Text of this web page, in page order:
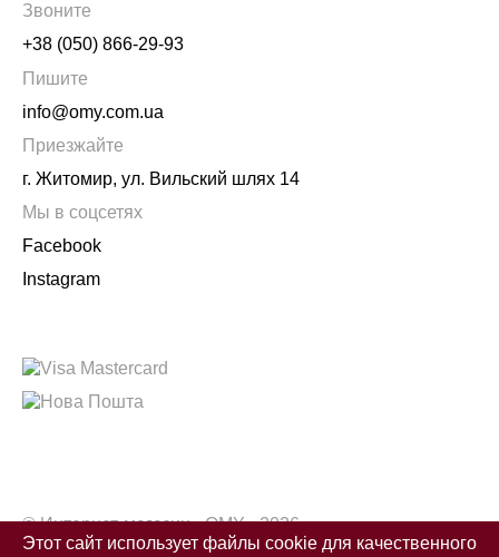
Звоните
+38 (050) 866-29-93
Пишите
info@omy.com.ua
Приезжайте
г. Житомир, ул. Вильский шлях 14
Мы в соцсетях
Facebook
Instagram
© Интернет-магазин «OMY» 2026
Разработчик сайта Artgroups
Этот сайт использует файлы cookie для качественного